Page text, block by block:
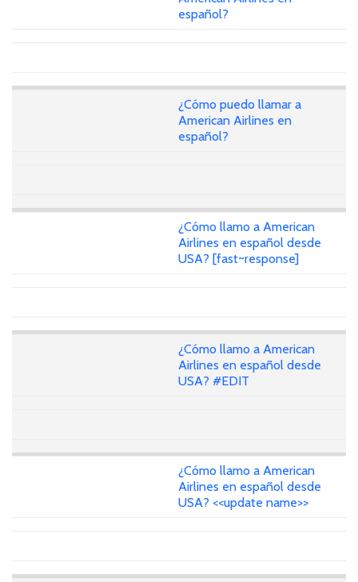
español?
¿Cómo puedo llamar a
American Airlines en
español?
¿Cómo llamo a American
Airlines en español desde
USA? [fast~response]
¿Cómo llamo a American
Airlines en español desde
USA? #EDIT
¿Cómo llamo a American
Airlines en español desde
USA? <<update name>>